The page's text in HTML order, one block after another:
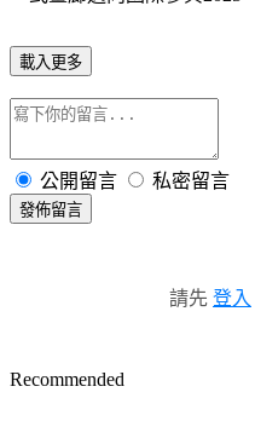
載入更多
公開留言 私密留言
發佈留言
請先 登入
Recommended